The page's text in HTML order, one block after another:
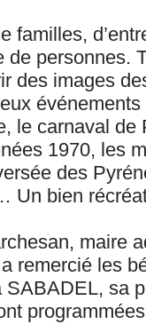
familles,
de personnes.
des images
événements
le carnaval de
1970, les
des
Un bien
maire
remercié les
SABADEL, sa